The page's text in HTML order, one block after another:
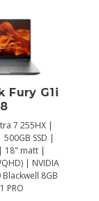
Fury G1i
7 255HX |
SSD |
18" matt |
| NVIDIA
Blackwell 8GB
PRO